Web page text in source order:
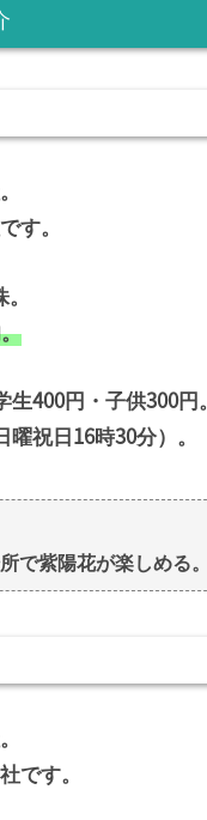
す。
400円・子供300円。
祝日16時30分）。
で紫陽花が楽しめる。
です。